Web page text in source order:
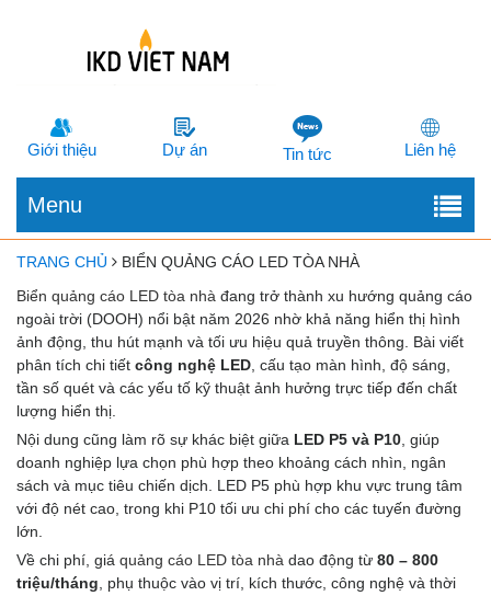
Giới thiệu Dự án Tin tức Liên hệ
Menu
TRANG CHỦ
BIỂN QUẢNG CÁO LED TÒA NHÀ
Biển quảng cáo LED tòa nhà đang trở thành xu hướng quảng cáo
ngoài trời (DOOH) nổi bật năm 2026 nhờ khả năng hiển thị hình
ảnh động, thu hút mạnh và tối ưu hiệu quả truyền thông. Bài viết
phân tích chi tiết công nghệ LED , cấu tạo màn hình, độ sáng,
tần số quét và các yếu tố kỹ thuật ảnh hưởng trực tiếp đến chất
lượng hiển thị.
Nội dung cũng làm rõ sự khác biệt giữa LED P5 và P10 , giúp
doanh nghiệp lựa chọn phù hợp theo khoảng cách nhìn, ngân
sách và mục tiêu chiến dịch. LED P5 phù hợp khu vực trung tâm
với độ nét cao, trong khi P10 tối ưu chi phí cho các tuyến đường
lớn.
Về chi phí, giá quảng cáo LED tòa nhà dao động từ 80 – 800
triệu/tháng , phụ thuộc vào vị trí, kích thước, công nghệ và thời